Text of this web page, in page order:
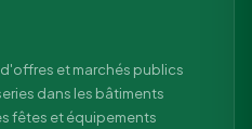
et marchés publics
dans les bâtiments
fêtes et équipements